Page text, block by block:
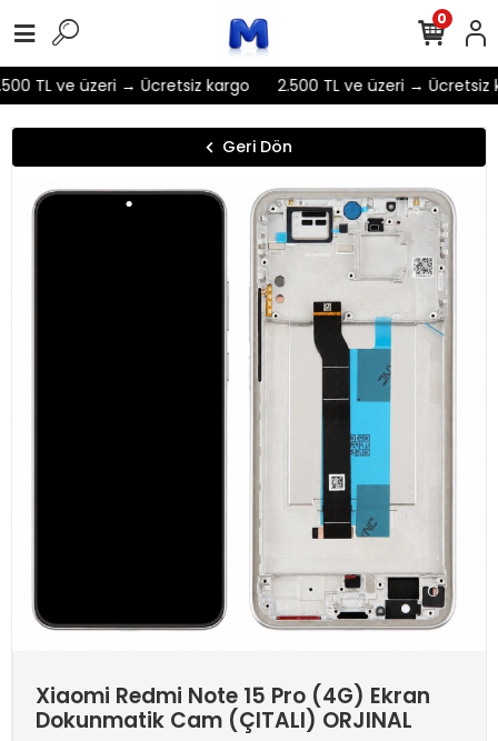
TL ve üzeri → Ücretsiz kargo 2.500 TL ve üzeri → Ücretsiz
0
Geri Dön
Xiaomi Redmi Note 15 Pro (4G) Ekran
Dokunmatik Cam (ÇITALI) ORJINAL